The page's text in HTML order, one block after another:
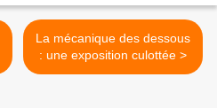
La mécanique des dessous
: une exposition culottée >